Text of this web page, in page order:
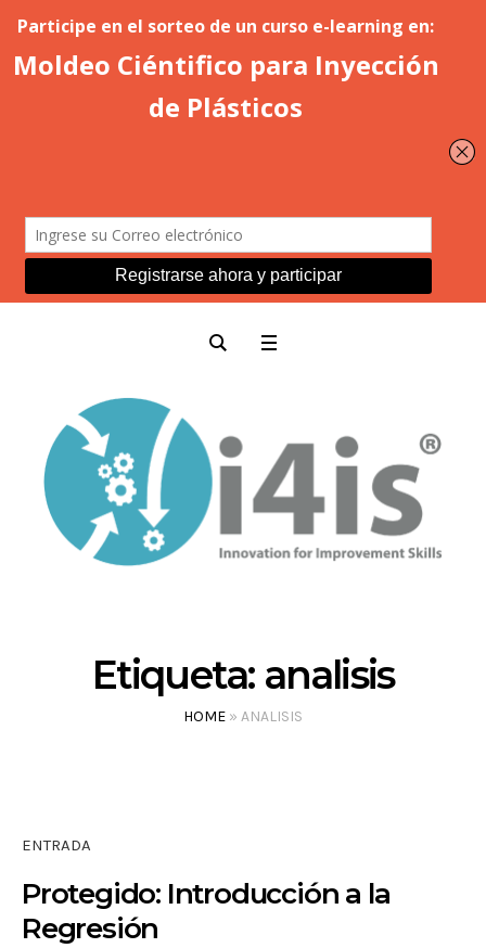
Etiqueta: analisis
HOME » ANALISIS
ENTRADA
Protegido: Introducción a la
Regresión